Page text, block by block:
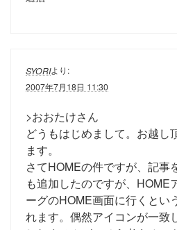
SYORIより:
2007年7月18日 11:30
>おおたけさん
どうもはじめまして。お越し
ます。
さてHOMEの件ですが、記事
も追加したのですが、HOME
ーグのHOME画面に行くとい
れます。偶然アイコンが一致